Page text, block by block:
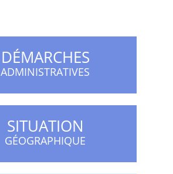
DÉMARCHES
ADMINISTRATIVES
SITUATION
GÉOGRAPHIQUE